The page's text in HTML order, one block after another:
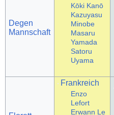
Degen
Mannschaft
Kōki Kanō
Kazuyasu
Minobe
Masaru
Yamada
Satoru
Uyama
Frankreich
Enzo
Lefort
Erwann Le